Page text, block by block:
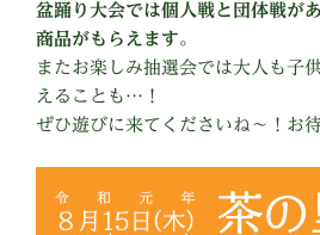
盆踊り大会では個人戦と団体戦が
商品がもらえます。
またお楽しみ抽選会では大人も子
えることも…！
ぜひ遊びに来てくださいね〜！お